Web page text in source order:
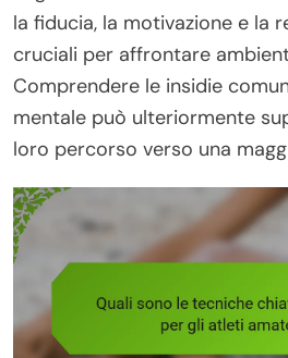
la fiducia, la motivazione e la
cruciali per affrontare
Comprendere le insidie
mentale può ulteriormente
loro percorso verso una